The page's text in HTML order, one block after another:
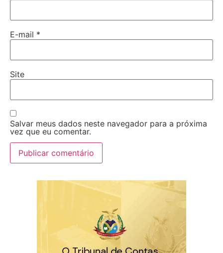
E-mail *
Site
Salvar meus dados neste navegador para a próxima
vez que eu comentar.